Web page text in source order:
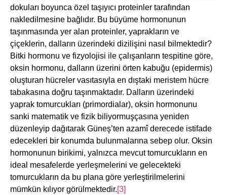
dokuları boyunca özel taşıyıcı proteinler tarafından
nakledilmesine bağlıdır. Bu büyüme hormonunun
taşınmasında yer alan proteinler, yaprakların ve
çiçeklerin, dalların üzerindeki dizilişini nasıl bilmektedir?
Bitki hormonu ve fizyolojisi ile çalışanların tespitine göre,
oksin hormonu, dalların üzerini örten kabuğu (epidermis)
oluşturan hücreler vasıtasıyla en dıştaki meristem hücre
tabakasına doğru taşınmaktadır. Dalların üzerindeki
yaprak tomurcukları (primordialar), oksin hormonunu
sanki matematik ve fizik biliyormuşçasına yeniden
düzenleyip dağıtarak Güneş’ten azamî derecede istifade
edecekleri bir konumda bulunmalarına sebep olur. Oksin
hormonunun birikimi, yalnızca mevcut tomurcukların en
ideal mesafelerde yerleşmelerini ve gelecekteki
tomurcukların da bu plana göre yerleştirilmelerini
mümkün kılıyor görülmektedir.[3]